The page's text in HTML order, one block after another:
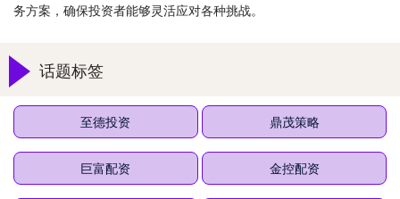
务方案，确保投资者能够灵活应对各种挑战。
话题标签
至德投资 鼎茂策略
巨富配资 金控配资